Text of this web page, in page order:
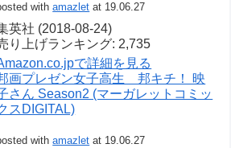
withamazlet at 19.06.27
英社 (2018-08-24)
り上げランキング: 2,735
で詳細を見る
画プレゼン女子高生 邦キチ！ 映
さん Season2 (マーガレットコミッ
スDIGITAL)
withamazlet at 19.06.27